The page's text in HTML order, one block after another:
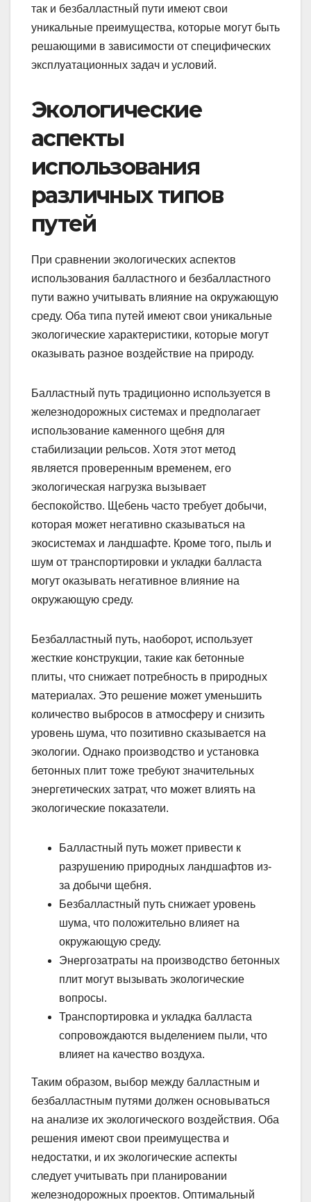
так и безбалластный пути имеют свои
уникальные преимущества, которые могут быть
решающими в зависимости от специфических
эксплуатационных задач и условий.
Экологические
аспекты
использования
различных типов
путей
При сравнении экологических аспектов
использования балластного и безбалластного
пути важно учитывать влияние на окружающую
среду. Оба типа путей имеют свои уникальные
экологические характеристики, которые могут
оказывать разное воздействие на природу.
Балластный путь традиционно используется в
железнодорожных системах и предполагает
использование каменного щебня для
стабилизации рельсов. Хотя этот метод
является проверенным временем, его
экологическая нагрузка вызывает
беспокойство. Щебень часто требует добычи,
которая может негативно сказываться на
экосистемах и ландшафте. Кроме того, пыль и
шум от транспортировки и укладки балласта
могут оказывать негативное влияние на
окружающую среду.
Безбалластный путь, наоборот, использует
жесткие конструкции, такие как бетонные
плиты, что снижает потребность в природных
материалах. Это решение может уменьшить
количество выбросов в атмосферу и снизить
уровень шума, что позитивно сказывается на
экологии. Однако производство и установка
бетонных плит тоже требуют значительных
энергетических затрат, что может влиять на
экологические показатели.
Балластный путь может привести к
разрушению природных ландшафтов из-
за добычи щебня.
Безбалластный путь снижает уровень
шума, что положительно влияет на
окружающую среду.
Энергозатраты на производство бетонных
плит могут вызывать экологические
вопросы.
Транспортировка и укладка балласта
сопровождаются выделением пыли, что
влияет на качество воздуха.
Таким образом, выбор между балластным и
безбалластным путями должен основываться
на анализе их экологического воздействия. Оба
решения имеют свои преимущества и
недостатки, и их экологические аспекты
следует учитывать при планировании
железнодорожных проектов. Оптимальный